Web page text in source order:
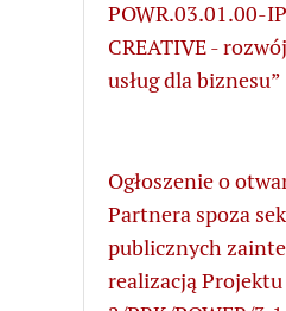
POWR.03.01.00-
CREATIVE -
usług dla biznesu”
Ogłoszenie o
Partnera spoza
publicznych
realizacją